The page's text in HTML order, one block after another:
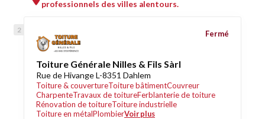
professionnels des villes alentours.
Toiture Générale Nilles & Fils Sàrl
Rue de Hivange L-8351 Dahlem
Toiture & couvertureToiture bâtimentCouvreur
CharpenteTravaux de toitureFerblanterie de toiture
Rénovation de toitureToiture industrielle
Toiture en métalPlombierVoir plus
Fermé